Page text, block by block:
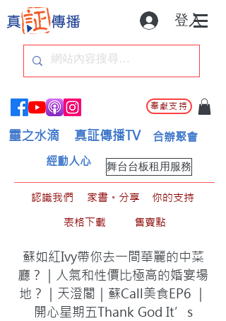
登入
奉獻支持
靈之水滴 真証傳播TV 合辦聚會
舞台台板租用服務
經動人心
認識我們 家書。分享
你的支持
表格下載
售賣點
蘇如紅Ivy帶你去一間華麗的中菜
廳？｜人氣和性價比極高的婚宴場
地？｜天澄閣｜蘇Call美食EP6 ｜
開心星期五Thank God It’s